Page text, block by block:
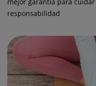
responsabilidad